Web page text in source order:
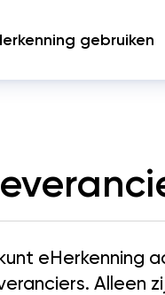
gebruiken
eHerkenning
Alleen